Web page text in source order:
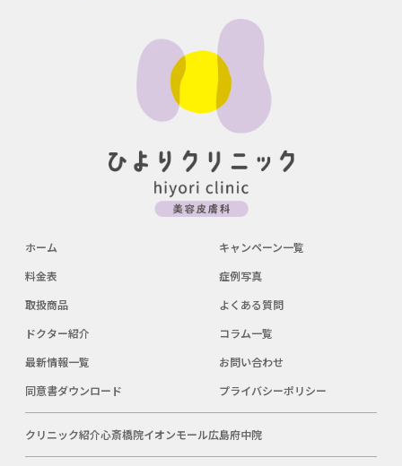
ホーム
キャンペーン一覧
料金表
症例写真
取扱商品
よくある質問
ドクター紹介
コラム一覧
最新情報一覧
お問い合わせ
同意書ダウンロード
プライバシーポリシー
クリニック紹介心斎橋院イオンモール広島府中院